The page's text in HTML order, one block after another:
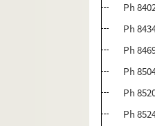
Ph
Ph
Ph
Ph
Ph
Ph